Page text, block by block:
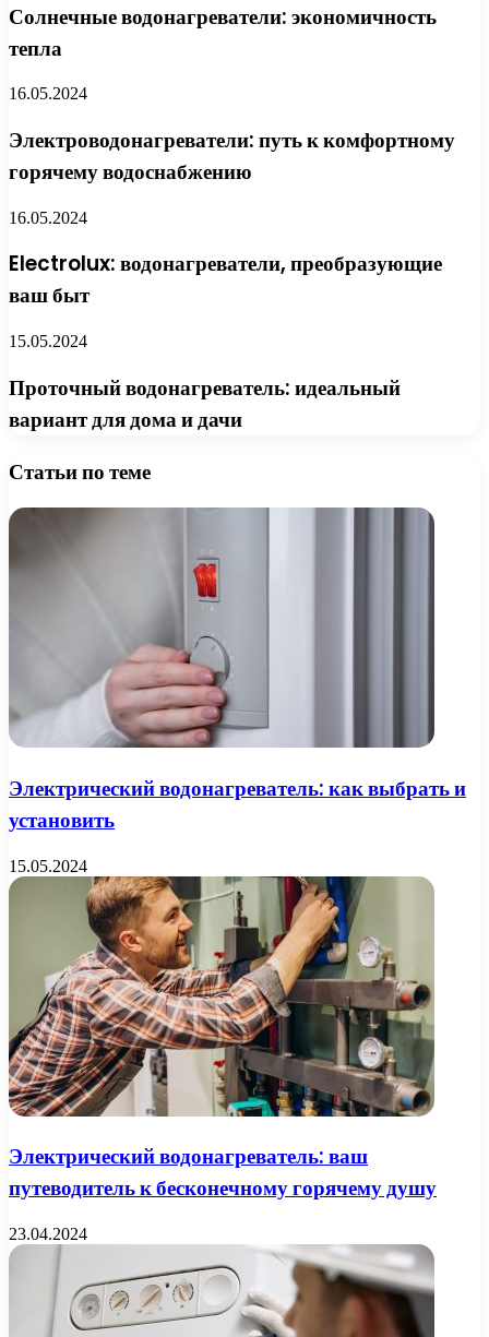
Солнечные водонагреватели: экономичность
тепла
16.05.2024
Электроводонагреватели: путь к комфортному
горячему водоснабжению
16.05.2024
Electrolux: водонагреватели, преобразующие
ваш быт
15.05.2024
Проточный водонагреватель: идеальный
вариант для дома и дачи
Статьи по теме
Электрический водонагреватель: как выбрать и
установить
15.05.2024
Электрический водонагреватель: ваш
путеводитель к бесконечному горячему душу
23.04.2024